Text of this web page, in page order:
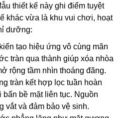
thiết kế này ghi điểm tuyệt
khác vừa là khu vui chơi, hoạt
dưỡng:
kiến tạo hiệu ứng vô cùng mãn
tràn qua thành giúp xóa nhòa
rộng tầm nhìn thoáng đãng.
tràn kết hợp lọc tuần hoàn
bẩn bề mặt liên tục. Nguồn
vắt và đảm bảo vệ sinh.